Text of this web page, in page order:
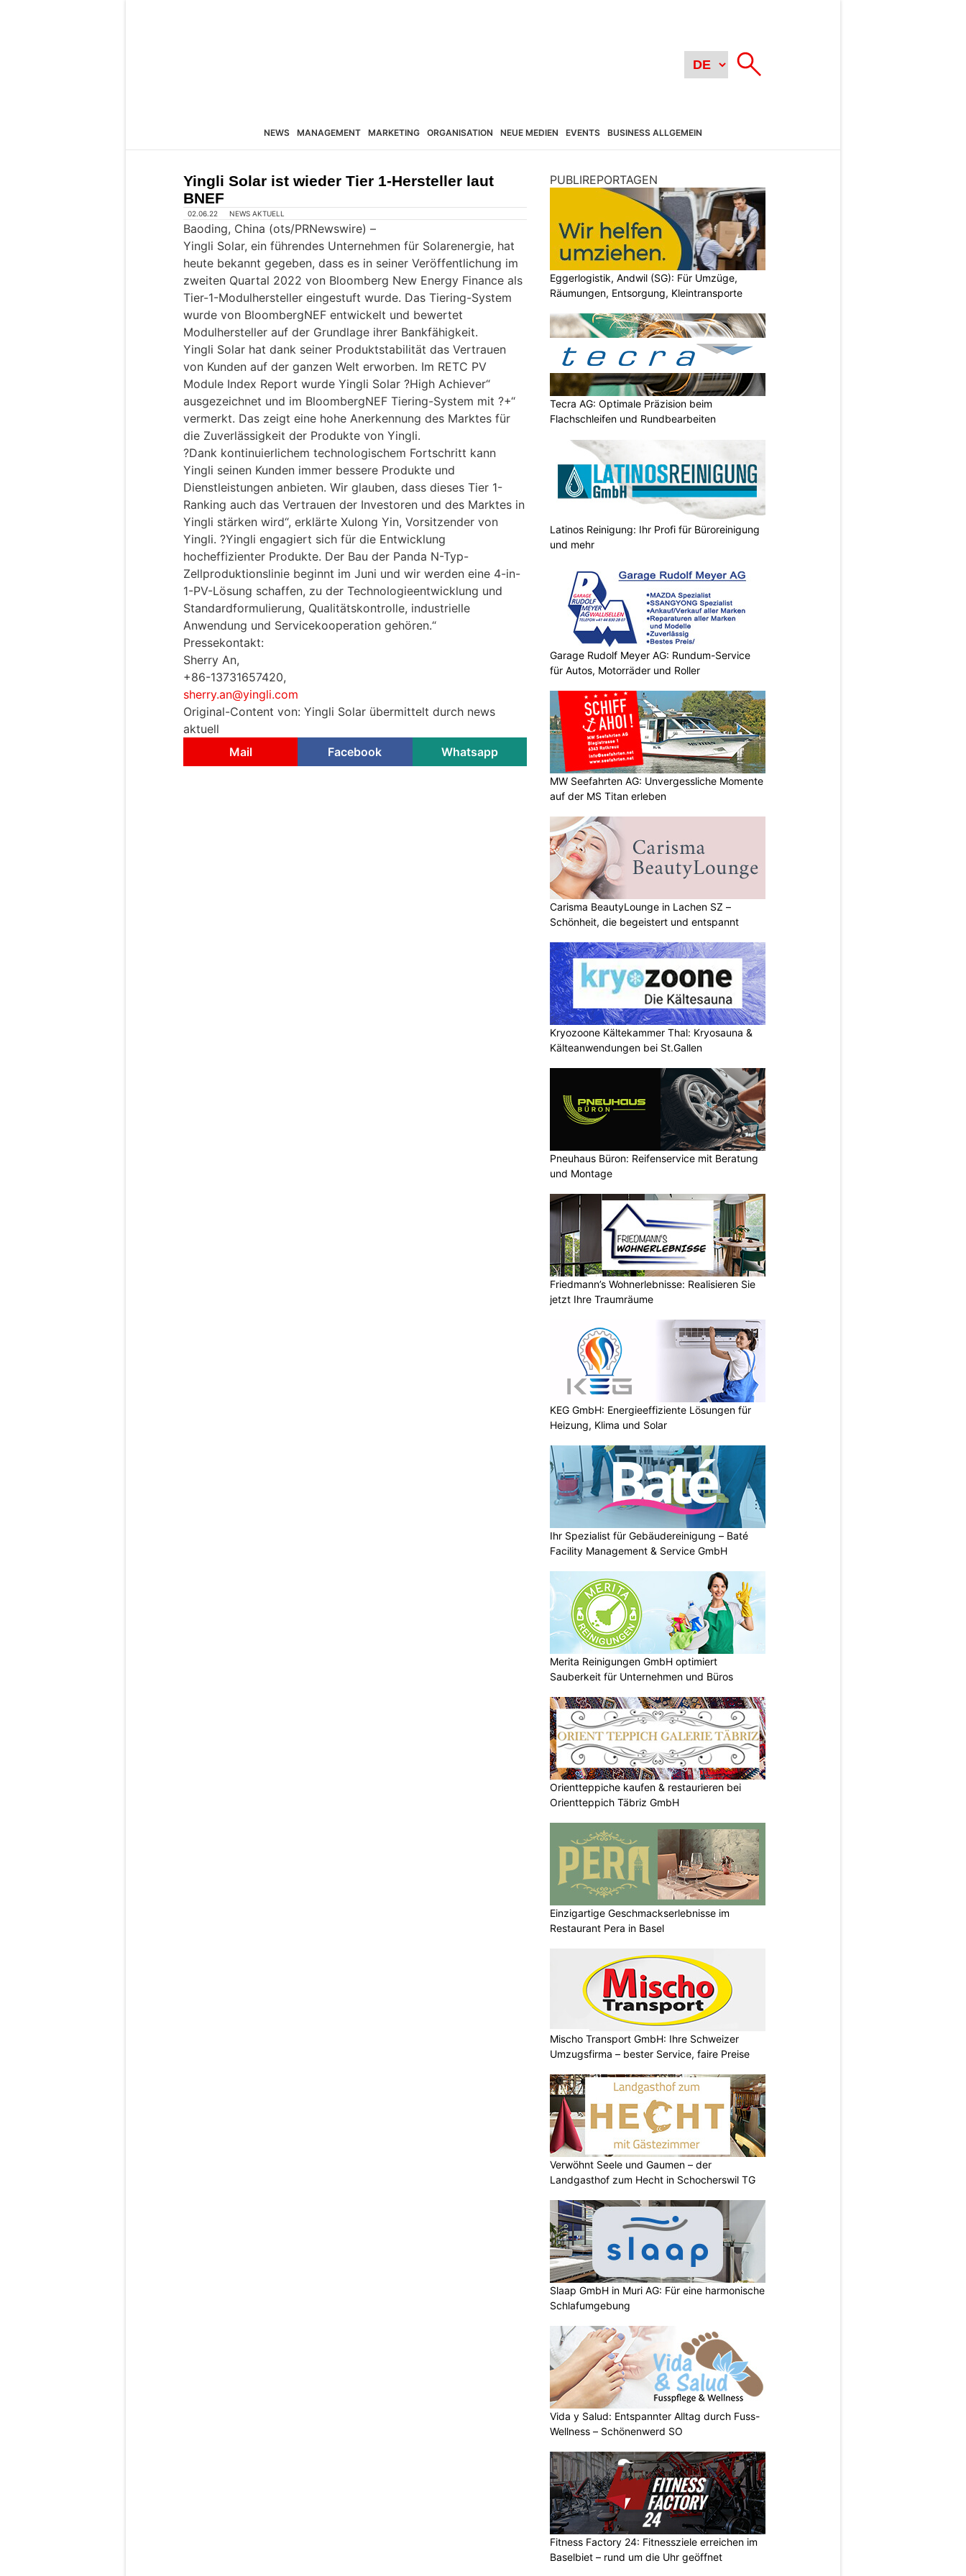
NEWS MANAGEMENT MARKETING ORGANISATION NEUE MEDIEN EVENTS BUSINESS ALLGEMEIN
Yingli Solar ist wieder Tier 1-Hersteller laut
BNEF
02.06.22 NEWS AKTUELL
Baoding, China (ots/PRNewswire) –
Yingli Solar, ein führendes Unternehmen für Solarenergie, hat
heute bekannt gegeben, dass es in seiner Veröffentlichung im
zweiten Quartal 2022 von Bloomberg New Energy Finance als
Tier-1-Modulhersteller eingestuft wurde. Das Tiering-System
wurde von BloombergNEF entwickelt und bewertet
Modulhersteller auf der Grundlage ihrer Bankfähigkeit.
Yingli Solar hat dank seiner Produktstabilität das Vertrauen
von Kunden auf der ganzen Welt erworben. Im RETC PV
Module Index Report wurde Yingli Solar ?High Achiever“
ausgezeichnet und im BloombergNEF Tiering-System mit ?+“
vermerkt. Das zeigt eine hohe Anerkennung des Marktes für
die Zuverlässigkeit der Produkte von Yingli.
?Dank kontinuierlichem technologischem Fortschritt kann
Yingli seinen Kunden immer bessere Produkte und
Dienstleistungen anbieten. Wir glauben, dass dieses Tier 1-
Ranking auch das Vertrauen der Investoren und des Marktes in
Yingli stärken wird“, erklärte Xulong Yin, Vorsitzender von
Yingli. ?Yingli engagiert sich für die Entwicklung
hocheffizienter Produkte. Der Bau der Panda N-Typ-
Zellproduktionslinie beginnt im Juni und wir werden eine 4-in-
1-PV-Lösung schaffen, zu der Technologieentwicklung und
Standardformulierung, Qualitätskontrolle, industrielle
Anwendung und Servicekooperation gehören.“
Pressekontakt:
Sherry An,
+86-13731657420,
sherry.an@yingli.com
Original-Content von: Yingli Solar übermittelt durch news
aktuell
Mail
Facebook Whatsapp
PUBLIREPORTAGEN
Eggerlogistik, Andwil (SG): Für Umzüge,
Räumungen, Entsorgung, Kleintransporte
Tecra AG: Optimale Präzision beim
Flachschleifen und Rundbearbeiten
Latinos Reinigung: Ihr Profi für Büroreinigung
und mehr
Garage Rudolf Meyer AG: Rundum-Service
für Autos, Motorräder und Roller
MW Seefahrten AG: Unvergessliche Momente
auf der MS Titan erleben
Carisma BeautyLounge in Lachen SZ –
Schönheit, die begeistert und entspannt
Kryozoone Kältekammer Thal: Kryosauna &
Kälteanwendungen bei St.Gallen
Pneuhaus Büron: Reifenservice mit Beratung
und Montage
Friedmann’s Wohnerlebnisse: Realisieren Sie
jetzt Ihre Traumräume
KEG GmbH: Energieeffiziente Lösungen für
Heizung, Klima und Solar
Ihr Spezialist für Gebäudereinigung – Baté
Facility Management & Service GmbH
Merita Reinigungen GmbH optimiert
Sauberkeit für Unternehmen und Büros
Orientteppiche kaufen & restaurieren bei
Orientteppich Täbriz GmbH
Einzigartige Geschmackserlebnisse im
Restaurant Pera in Basel
Mischo Transport GmbH: Ihre Schweizer
Umzugsfirma – bester Service, faire Preise
Verwöhnt Seele und Gaumen – der
Landgasthof zum Hecht in Schocherswil TG
Slaap GmbH in Muri AG: Für eine harmonische
Schlafumgebung
Vida y Salud: Entspannter Alltag durch Fuss-
Wellness – Schönenwerd SO
Fitness Factory 24: Fitnessziele erreichen im
Baselbiet – rund um die Uhr geöffnet